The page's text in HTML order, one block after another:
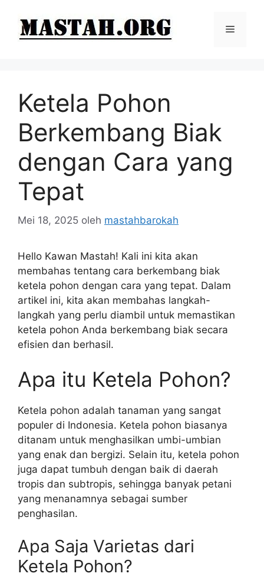
Menu
Ketela Pohon
Berkembang Biak
dengan Cara yang
Tepat
Mei 18, 2025 oleh mastahbarokah
Hello Kawan Mastah! Kali ini kita akan
membahas tentang cara berkembang biak
ketela pohon dengan cara yang tepat. Dalam
artikel ini, kita akan membahas langkah-
langkah yang perlu diambil untuk memastikan
ketela pohon Anda berkembang biak secara
efisien dan berhasil.
Apa itu Ketela Pohon?
Ketela pohon adalah tanaman yang sangat
populer di Indonesia. Ketela pohon biasanya
ditanam untuk menghasilkan umbi-umbian
yang enak dan bergizi. Selain itu, ketela pohon
juga dapat tumbuh dengan baik di daerah
tropis dan subtropis, sehingga banyak petani
yang menanamnya sebagai sumber
penghasilan.
Apa Saja Varietas dari
Ketela Pohon?